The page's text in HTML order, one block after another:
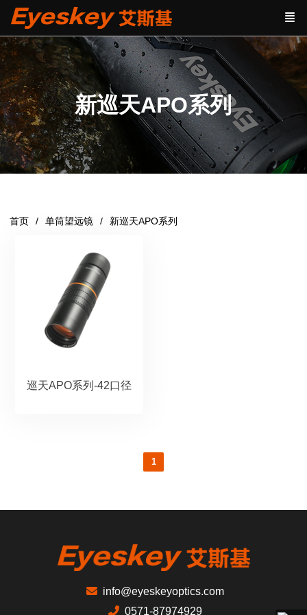
新巡天APO系列
首页 单筒望远镜 新巡天APO系列
巡天APO系列-42口径
1
info@eyeskeyoptics.com
0571-87974929